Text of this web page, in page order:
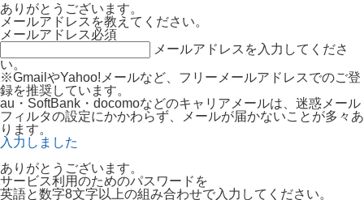
ありがとうございます。
メールアドレスを教えてください。
メールアドレス必須
メールアドレスを入力してくださ
い。
※GmailやYahoo!メールなど、フリーメールアドレスでのご登
録を推奨しています。
au・SoftBank・docomoなどのキャリアメールは、迷惑メール
フィルタの設定にかかわらず、メールが届かないことが多々あ
ります。
入力しました
ありがとうございます。
サービス利用のためのパスワードを
英語と数字8文字以上の組み合わせで入力してください。